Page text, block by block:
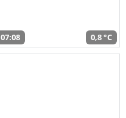
07:08 0,8 °C